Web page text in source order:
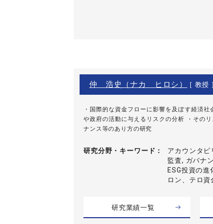
仲 浩史（ナカ ヒロシ） [ 教授 ]
・国際的な資金フローに影響を及ぼす経済
や政府の活動に与えるリスクの分析 ・その
ナンス等のあり方の研究
研究分野・ キーワード
アカウンタ
監査, ガバナ
ESG投資の進
ロン、テロ
研究業績一覧